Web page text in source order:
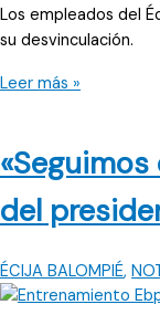
Los empleados del
su desvinculación.
Seis
un
más
Leer más »
del
ÉCIJA BALOMPIÉ,